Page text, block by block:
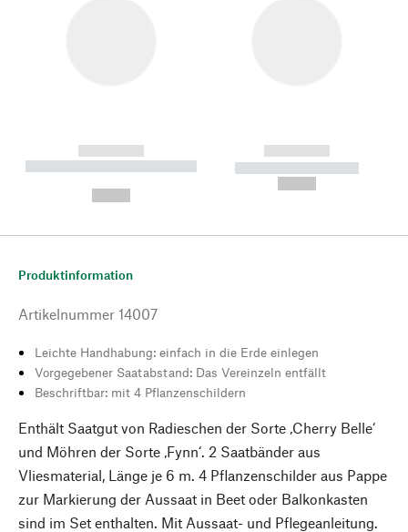
------------
----------- ----------- --------
------------
----------- -----------
Produktinformation
Artikelnummer 14007
Leichte Handhabung: einfach in die Erde einlegen
Vorgegebener Saatabstand: Das Vereinzeln entfällt
Beschriftbar: mit 4 Pflanzenschildern
Enthält Saatgut von Radieschen der Sorte ‚Cherry Belle‘
und Möhren der Sorte ‚Fynn‘. 2 Saatbänder aus
Vliesmaterial, Länge je 6 m. 4 Pflanzenschilder aus Pappe
zur Markierung der Aussaat in Beet oder Balkonkasten
sind im Set enthalten. Mit Aussaat- und Pflegeanleitung.